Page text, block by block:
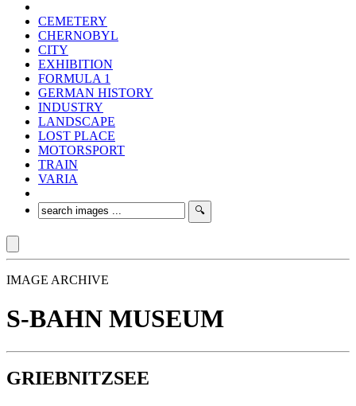
CEMETERY
CHERNOBYL
CITY
EXHIBITION
FORMULA 1
GERMAN HISTORY
INDUSTRY
LANDSCAPE
LOST PLACE
MOTORSPORT
TRAIN
VARIA
IMAGE ARCHIVE
S-BAHN MUSEUM
GRIEBNITZSEE